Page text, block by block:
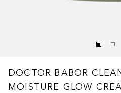
DOCTOR BABOR
MOISTURE GLOW